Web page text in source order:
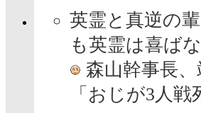
英霊と真逆の
も英霊は喜ば
森山幹事長
「おじが3人戦